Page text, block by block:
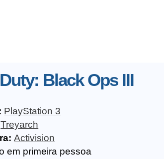
Black Ops III
PlayStation 3
Treyarch
Activision
em primeira pessoa